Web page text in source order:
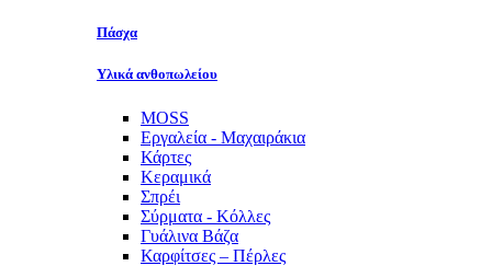
Πάσχα
Υλικά ανθοπωλείου
MOSS
Εργαλεία - Μαχαιράκια
Κάρτες
Κεραμικά
Σπρέι
Σύρματα - Κόλλες
Γυάλινα Βάζα
Καρφίτσες – Πέρλες